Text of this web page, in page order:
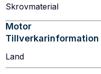
Skrovmaterial
Motor
Tillverkarinformation
Land